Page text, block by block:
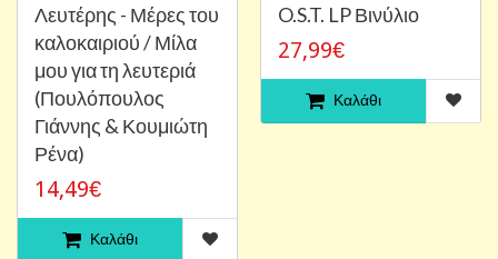
Λευτέρης - Μέρες του
καλοκαιριού / Μίλα
μου για τη λευτεριά
(Πουλόπουλος
Γιάννης & Κουμιώτη
Ρένα)
14,49€
Καλάθι
O.S.T. LP Βινύλιο
27,99€
Καλάθι